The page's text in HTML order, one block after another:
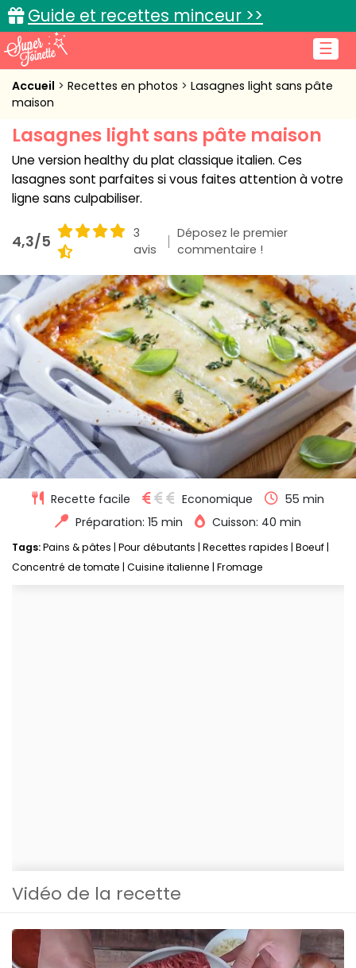
☰
Guide et recettes minceur >>
Accueil
Cuisine pratique
L'actu cuisine
Accueil Recettes en photos
Lasagnes light sans pâte
maison
Lasagnes light sans pâte maison
Une version healthy du plat classique italien. Ces
lasagnes sont parfaites si vous faites attention à votre
ligne sans culpabiliser.
4,3/5
3
avis
Déposez le premier
commentaire !
Recette facile Economique
55 min
Préparation: 15 min
Cuisson: 40 min
Tags:Pains & pâtes Pour débutants Recettes rapides Boeuf
Concentré de tomate Cuisine italienne Fromage
Vidéo de la recette